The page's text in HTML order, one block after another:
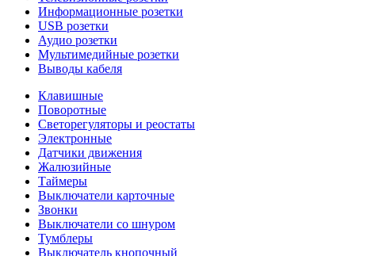
Информационные розетки
USB розетки
Аудио розетки
Мультимедийные розетки
Выводы кабеля
Клавишные
Поворотные
Светорегуляторы и реостаты
Электронные
Датчики движения
Жалюзийные
Таймеры
Выключатели карточные
Звонки
Выключатели со шнуром
Тумблеры
Выключатель кнопочный